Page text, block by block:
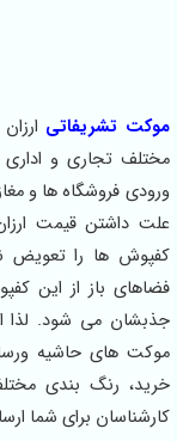
موکت تشریفاتی
مختلف تجاری و اداری
ورودی فروشگاه ها و
علت داشتن قیمت
کفپوش ها را تعویض
فضاهای باز از این
جذبشان می شود. لذا
موکت های حاشیه
خرید، رنگ بندی
کارشناسان برای شما